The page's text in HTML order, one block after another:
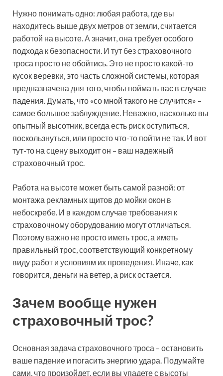
Нужно понимать одно: любая работа, где вы
находитесь выше двух метров от земли, считается
работой на высоте. А значит, она требует особого
подхода к безопасности. И тут без страховочного
троса просто не обойтись. Это не просто какой-то
кусок веревки, это часть сложной системы, которая
предназначена для того, чтобы поймать вас в случае
падения. Думать, что «со мной такого не случится» –
самое большое заблуждение. Неважно, насколько вы
опытный высотник, всегда есть риск оступиться,
поскользнуться, или просто что-то пойти не так. И вот
тут-то на сцену выходит он – ваш надежный
страховочный трос.
Работа на высоте может быть самой разной: от
монтажа рекламных щитов до мойки окон в
небоскребе. И в каждом случае требования к
страховочному оборудованию могут отличаться.
Поэтому важно не просто иметь трос, а иметь
правильный трос, соответствующий конкретному
виду работ и условиям их проведения. Иначе, как
говорится, деньги на ветер, а риск остается.
Зачем вообще нужен
страховочный трос?
Основная задача страховочного троса – остановить
ваше падение и погасить энергию удара. Подумайте
сами, что произойдет, если вы упадете с высоты